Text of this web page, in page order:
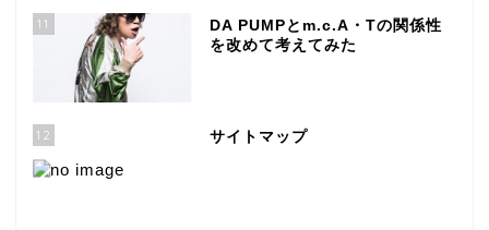
11
DA PUMPとm.c.A・Tの関係性
を改めて考えてみた
12 サイトマップ